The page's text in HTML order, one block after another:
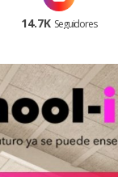
14.7K Seguidores